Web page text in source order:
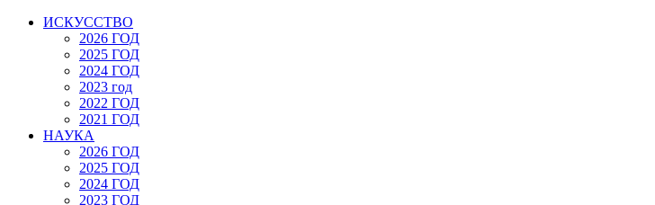
ИСКУССТВО
2026 ГОД
2025 ГОД
2024 ГОД
2023 год
2022 ГОД
2021 ГОД
НАУКА
2026 ГОД
2025 ГОД
2024 ГОД
2023 ГОД